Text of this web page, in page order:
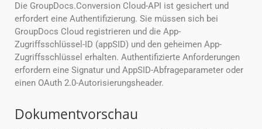
Die GroupDocs.Conversion Cloud-API ist gesichert und
erfordert eine Authentifizierung. Sie müssen sich bei
GroupDocs Cloud registrieren und die App-
Zugriffsschlüssel-ID (appSID) und den geheimen App-
Zugriffsschlüssel erhalten. Authentifizierte Anforderungen
erfordern eine Signatur und AppSID-Abfrageparameter oder
einen OAuth 2.0-Autorisierungsheader.
Dokumentvorschau